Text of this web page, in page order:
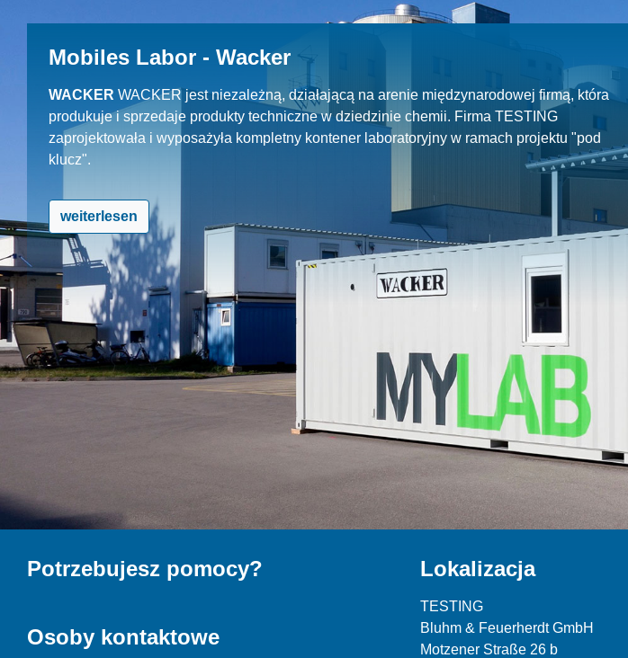
Mobiles Labor - Wacker
WACKER WACKER jest niezależną, działającą na arenie międzynarodowej firmą, która
produkuje i sprzedaje produkty techniczne w dziedzinie chemii. Firma TESTING
zaprojektowała i wyposażyła kompletny kontener laboratoryjny w ramach projektu "pod
klucz".
weiterlesen
Potrzebujesz pomocy?
Osoby kontaktowe
Lokalizacja
TESTING
Bluhm & Feuerherdt GmbH
Motzener Straße 26 b